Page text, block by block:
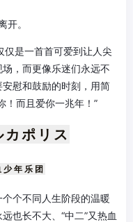
开。
是一首首可爱到让人尖
，而更像乐迷们永远不
慰和鼓励的时刻，用简
！而且爱你一兆年！”
カポリス
年乐团
个不同人生阶段的温暖
也长不大、“中二”又热血